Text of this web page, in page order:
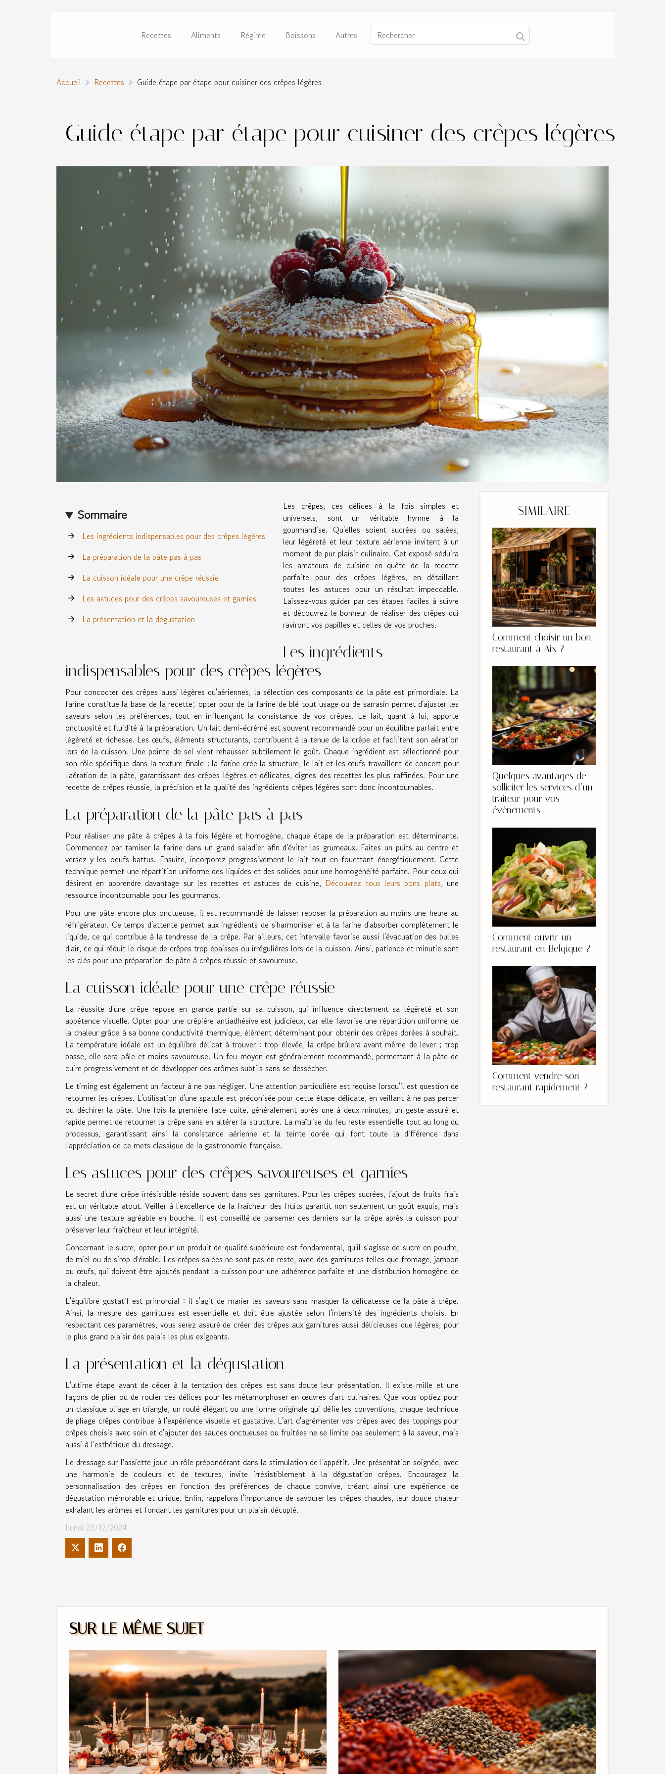
Recettes Aliments Régime Boissons Autres
Accueil Recettes Guide étape par étape pour cuisiner des crêpes légères
Guide étape par étape pour cuisiner des crêpes légères
Sommaire
Les ingrédients indispensables pour des crêpes légères
La préparation de la pâte pas à pas
La cuisson idéale pour une crêpe réussie
Les astuces pour des crêpes savoureuses et garnies
La présentation et la dégustation
Les crêpes, ces délices à la fois simples et
universels, sont un véritable hymne à la
gourmandise. Qu'elles soient sucrées ou salées,
leur légèreté et leur texture aérienne invitent à un
moment de pur plaisir culinaire. Cet exposé séduira
les amateurs de cuisine en quête de la recette
parfaite pour des crêpes légères, en détaillant
toutes les astuces pour un résultat impeccable.
Laissez-vous guider par ces étapes faciles à suivre
et découvrez le bonheur de réaliser des crêpes qui
raviront vos papilles et celles de vos proches.
Les ingrédients
indispensables pour des crêpes légères
Pour concocter des crêpes aussi légères qu'aériennes, la sélection des composants de la pâte est primordiale. La
farine constitue la base de la recette; opter pour de la farine de blé tout usage ou de sarrasin permet d'ajuster les
saveurs selon les préférences, tout en influençant la consistance de vos crêpes. Le lait, quant à lui, apporte
onctuosité et fluidité à la préparation. Un lait demi-écrémé est souvent recommandé pour un équilibre parfait entre
légèreté et richesse. Les œufs, éléments structurants, contribuent à la tenue de la crêpe et facilitent son aération
lors de la cuisson. Une pointe de sel vient rehausser subtilement le goût. Chaque ingrédient est sélectionné pour
son rôle spécifique dans la texture finale : la farine crée la structure, le lait et les œufs travaillent de concert pour
l'aération de la pâte, garantissant des crêpes légères et délicates, dignes des recettes les plus raffinées. Pour une
recette de crêpes réussie, la précision et la qualité des ingrédients crêpes légères sont donc incontournables.
La préparation de la pâte pas à pas
Pour réaliser une pâte à crêpes à la fois légère et homogène, chaque étape de la préparation est déterminante.
Commencez par tamiser la farine dans un grand saladier afin d'éviter les grumeaux. Faites un puits au centre et
versez-y les oeufs battus. Ensuite, incorporez progressivement le lait tout en fouettant énergétiquement. Cette
technique permet une répartition uniforme des liquides et des solides pour une homogénéité parfaite. Pour ceux qui
désirent en apprendre davantage sur les recettes et astuces de cuisine, Découvrez tous leurs bons plats, une
ressource incontournable pour les gourmands.
Pour une pâte encore plus onctueuse, il est recommandé de laisser reposer la préparation au moins une heure au
réfrigérateur. Ce temps d'attente permet aux ingrédients de s'harmoniser et à la farine d'absorber complètement le
liquide, ce qui contribue à la tendresse de la crêpe. Par ailleurs, cet intervalle favorise aussi l'évacuation des bulles
d'air, ce qui réduit le risque de crêpes trop épaisses ou irrégulières lors de la cuisson. Ainsi, patience et minutie sont
les clés pour une préparation de pâte à crêpes réussie et savoureuse.
La cuisson idéale pour une crêpe réussie
La réussite d'une crêpe repose en grande partie sur sa cuisson, qui influence directement sa légèreté et son
appétence visuelle. Opter pour une crêpière antiadhésive est judicieux, car elle favorise une répartition uniforme de
la chaleur grâce à sa bonne conductivité thermique, élément déterminant pour obtenir des crêpes dorées à souhait.
La température idéale est un équilibre délicat à trouver : trop élevée, la crêpe brûlera avant même de lever ; trop
basse, elle sera pâle et moins savoureuse. Un feu moyen est généralement recommandé, permettant à la pâte de
cuire progressivement et de développer des arômes subtils sans se dessécher.
Le timing est également un facteur à ne pas négliger. Une attention particulière est requise lorsqu'il est question de
retourner les crêpes. L'utilisation d'une spatule est préconisée pour cette étape délicate, en veillant à ne pas percer
ou déchirer la pâte. Une fois la première face cuite, généralement après une à deux minutes, un geste assuré et
rapide permet de retourner la crêpe sans en altérer la structure. La maîtrise du feu reste essentielle tout au long du
processus, garantissant ainsi la consistance aérienne et la teinte dorée qui font toute la différence dans
l'appréciation de ce mets classique de la gastronomie française.
Les astuces pour des crêpes savoureuses et garnies
Le secret d'une crêpe irrésistible réside souvent dans ses garnitures. Pour les crêpes sucrées, l'ajout de fruits frais
est un véritable atout. Veiller à l'excellence de la fraîcheur des fruits garantit non seulement un goût exquis, mais
aussi une texture agréable en bouche. Il est conseillé de parsemer ces derniers sur la crêpe après la cuisson pour
préserver leur fraîcheur et leur intégrité.
Concernant le sucre, opter pour un produit de qualité supérieure est fondamental, qu'il s'agisse de sucre en poudre,
de miel ou de sirop d'érable. Les crêpes salées ne sont pas en reste, avec des garnitures telles que fromage, jambon
ou œufs, qui doivent être ajoutés pendant la cuisson pour une adhérence parfaite et une distribution homogène de
la chaleur.
L'équilibre gustatif est primordial : il s'agit de marier les saveurs sans masquer la délicatesse de la pâte à crêpe.
Ainsi, la mesure des garnitures est essentielle et doit être ajustée selon l'intensité des ingrédients choisis. En
respectant ces paramètres, vous serez assuré de créer des crêpes aux garnitures aussi délicieuses que légères, pour
le plus grand plaisir des palais les plus exigeants.
La présentation et la dégustation
L'ultime étape avant de céder à la tentation des crêpes est sans doute leur présentation. Il existe mille et une
façons de plier ou de rouler ces délices pour les métamorphoser en œuvres d'art culinaires. Que vous optiez pour
un classique pliage en triangle, un roulé élégant ou une forme originale qui défie les conventions, chaque technique
de pliage crêpes contribue à l'expérience visuelle et gustative. L'art d'agrémenter vos crêpes avec des toppings pour
crêpes choisis avec soin et d'ajouter des sauces onctueuses ou fruitées ne se limite pas seulement à la saveur, mais
aussi à l'esthétique du dressage.
Le dressage sur l'assiette joue un rôle prépondérant dans la stimulation de l'appétit. Une présentation soignée, avec
une harmonie de couleurs et de textures, invite irrésistiblement à la dégustation crêpes. Encouragez la
personnalisation des crêpes en fonction des préférences de chaque convive, créant ainsi une expérience de
dégustation mémorable et unique. Enfin, rappelons l'importance de savourer les crêpes chaudes, leur douce chaleur
exhalant les arômes et fondant les garnitures pour un plaisir décuplé.
Lundi 23/12/2024
SIMILAIRE
Comment choisir un bon
restaurant à Aix ?
Quelques avantages de
solliciter les services d’un
traiteur pour vos
évènements
Comment ouvrir un
restaurant en Belgique ?
Comment vendre son
restaurant rapidement ?
SUR LE MÊME SUJET